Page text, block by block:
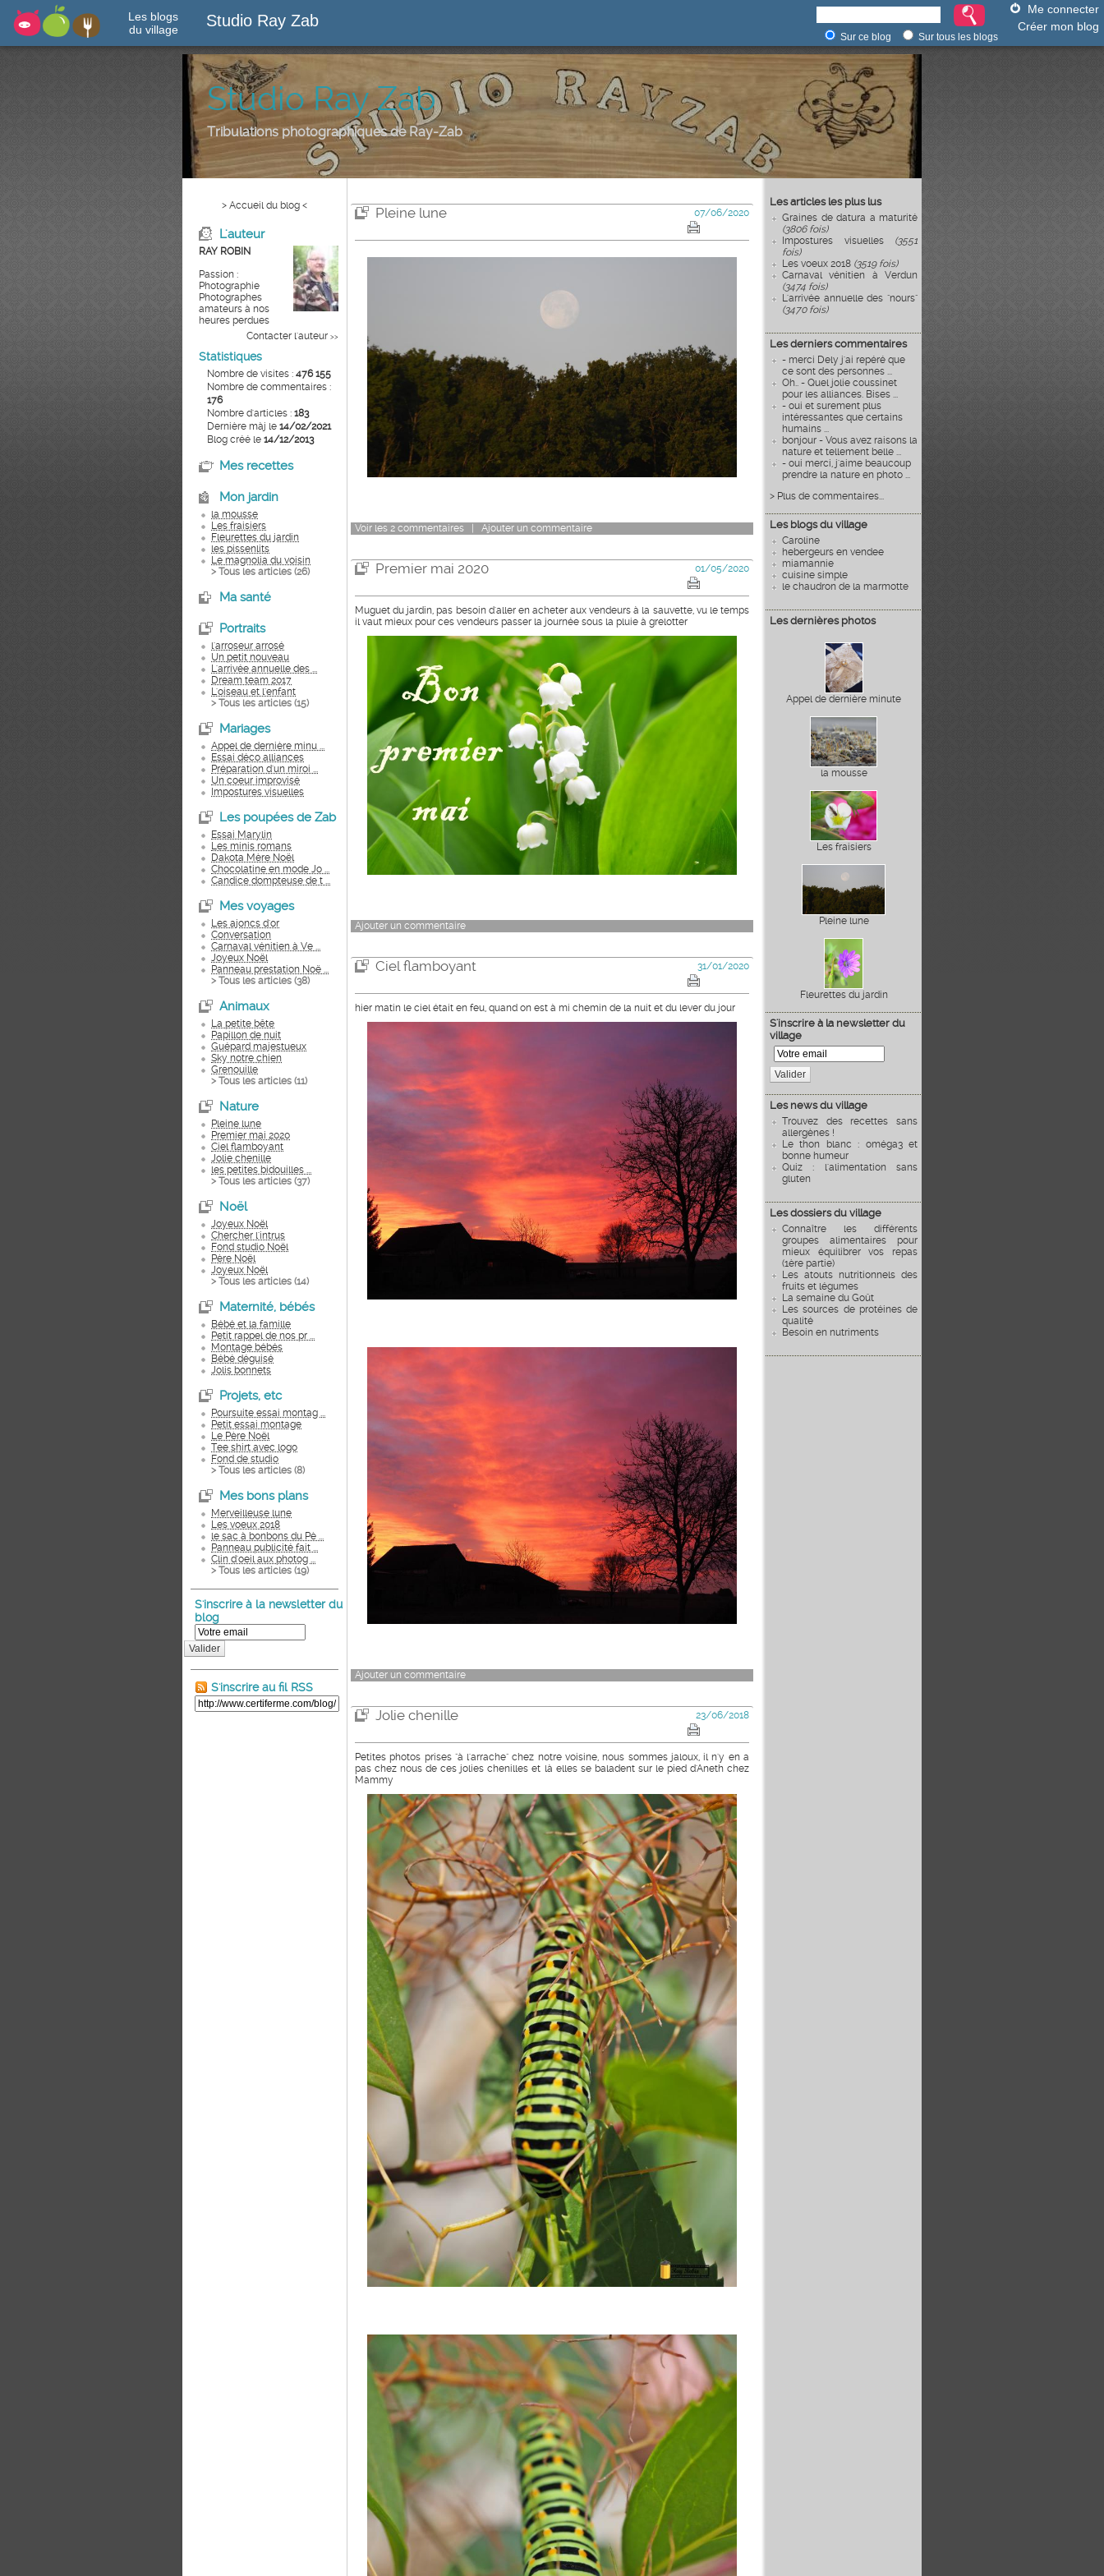
Les blogs
du village
Studio Ray Zab
Me connecter
Créer mon blog
Sur ce blog Sur tous les blogs
Studio Ray Zab
Tribulations photographiques de Ray-Zab
Les articles les plus lus
Graines de datura a maturité
(3806 fois)
Impostures visuelles (3551
fois)
Les voeux 2018 (3519 fois)
Carnaval vénitien à Verdun
(3474 fois)
L'arrivée annuelle des "nours"
(3470 fois)
Les derniers commentaires
- merci Dely j'ai repéré que
ce sont des personnes ...
Oh.. - Quel jolie coussinet
pour les alliances. Bises ...
- oui et surement plus
intéressantes que certains
humains ...
bonjour - Vous avez raisons la
nature et tellement belle ...
- oui merci, j'aime beaucoup
prendre la nature en photo ...
> Plus de commentaires...
Les blogs du village
Caroline
hebergeurs en vendee
miamannie
cuisine simple
le chaudron de la marmotte
Les dernières photos
Appel de dernière minute
la mousse
Les fraisiers
Pleine lune
Fleurettes du jardin
S'inscrire à la newsletter du
village
Valider
Les news du village
Trouvez des recettes sans
allergènes !
Le thon blanc : oméga3 et
bonne humeur
Quiz : l'alimentation sans
gluten
Les dossiers du village
Connaître les différents
groupes alimentaires pour
mieux équilibrer vos repas
(1ère partie)
Les atouts nutritionnels des
fruits et légumes
La semaine du Goût
Les sources de protéines de
qualité
Besoin en nutriments
> Accueil du blog <
L'auteur
RAY ROBIN
Passion :
Photographie
Photographes
amateurs à nos
heures perdues
Contacter l'auteur >>
Statistiques
Nombre de visites : 476 155
Nombre de commentaires :
176
Nombre d'articles : 183
Dernière màj le 14/02/2021
Blog créé le 14/12/2013
Mes recettes
Mon jardin
la mousse
Les fraisiers
Fleurettes du jardin
les pissenlits
Le magnolia du voisin
> Tous les articles (26)
Ma santé
Portraits
l'arroseur arrosé
Un petit nouveau
L'arrivée annuelle des ...
Dream team 2017
L'oiseau et l'enfant
> Tous les articles (15)
Mariages
Appel de dernière minu ...
Essai déco alliances
Préparation d'un miroi ...
Un coeur improvisé
Impostures visuelles
Les poupées de Zab
Essai Marylin
Les minis romans
Dakota Mère Noël
Chocolatine en mode Jo ...
Candice dompteuse de t ...
Mes voyages
Les ajoncs d'or
Conversation
Carnaval vénitien à Ve ...
Joyeux Noël
Panneau prestation Noë ...
> Tous les articles (38)
Animaux
La petite bête
Papillon de nuit
Guépard majestueux
Sky notre chien
Grenouille
> Tous les articles (11)
Nature
Pleine lune
Premier mai 2020
Ciel flamboyant
Jolie chenille
les petites bidouilles ...
> Tous les articles (37)
Noël
Joyeux Noël
Chercher l'intrus
Fond studio Noël
Père Noël
Joyeux Noël
> Tous les articles (14)
Maternité, bébés
Bébé et la famille
Petit rappel de nos pr ...
Montage bébés
Bébé déguisé
Jolis bonnets
Projets, etc
Poursuite essai montag ...
Petit essai montage
Le Père Noël
Tee shirt avec logo
Fond de studio
> Tous les articles (8)
Mes bons plans
Merveilleuse lune
Les voeux 2018
le sac à bonbons du Pè ...
Panneau publicité fait ...
Clin d'oeil aux photog ...
> Tous les articles (19)
S'inscrire à la newsletter du
blog
Valider
S'inscrire au fil RSS
Pleine lune 07/06/2020
Voir les 2 commentaires | Ajouter un commentaire
Premier mai 2020 01/05/2020
Muguet du jardin, pas besoin d'aller en acheter aux vendeurs à la sauvette, vu le temps
il vaut mieux pour ces vendeurs passer la journée sous la pluie à grelotter
Ajouter un commentaire
Ciel flamboyant 31/01/2020
hier matin le ciel était en feu, quand on est à mi chemin de la nuit et du lever du jour
Ajouter un commentaire
Jolie chenille 23/06/2018
Petites photos prises "à l'arrache" chez notre voisine, nous sommes jaloux, il n'y en a
pas chez nous de ces jolies chenilles et là elles se baladent sur le pied d'Aneth chez
Mammy